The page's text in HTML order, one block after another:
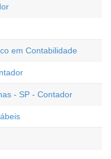
em Contabilidade
- SP - Contador